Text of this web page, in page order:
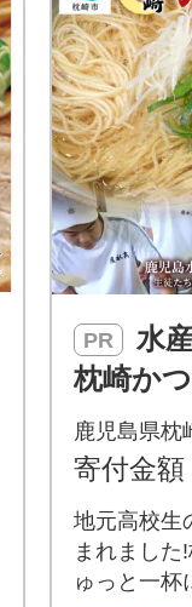
PR
枕崎か
人前×4
味 液
鹿児島県枕
寄付金額
地元高校生
まれました
ゅっと一杯